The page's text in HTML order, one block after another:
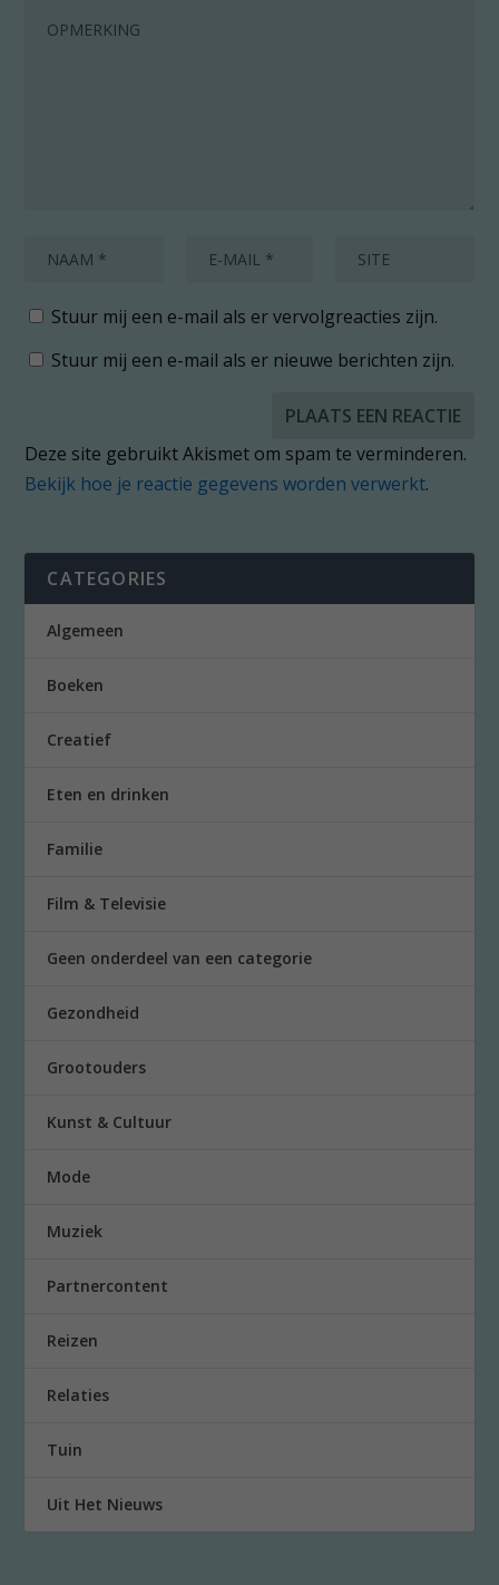
Stuur mij een e-mail als er vervolgreacties zijn.
Stuur mij een e-mail als er nieuwe berichten zijn.
Deze site gebruikt Akismet om spam te verminderen.
Bekijk hoe je reactie gegevens worden verwerkt.
CATEGORIES
Algemeen
Boeken
Creatief
Eten en drinken
Familie
Film & Televisie
Geen onderdeel van een categorie
Gezondheid
Grootouders
Kunst & Cultuur
Mode
Muziek
Partnercontent
Reizen
Relaties
Tuin
Uit Het Nieuws